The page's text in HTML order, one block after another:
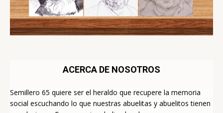
ACERCA DE NOSOTROS
Semillero 65 quiere ser el heraldo que recupere la memoria
social escuchando lo que nuestras abuelitas y abuelitos tienen